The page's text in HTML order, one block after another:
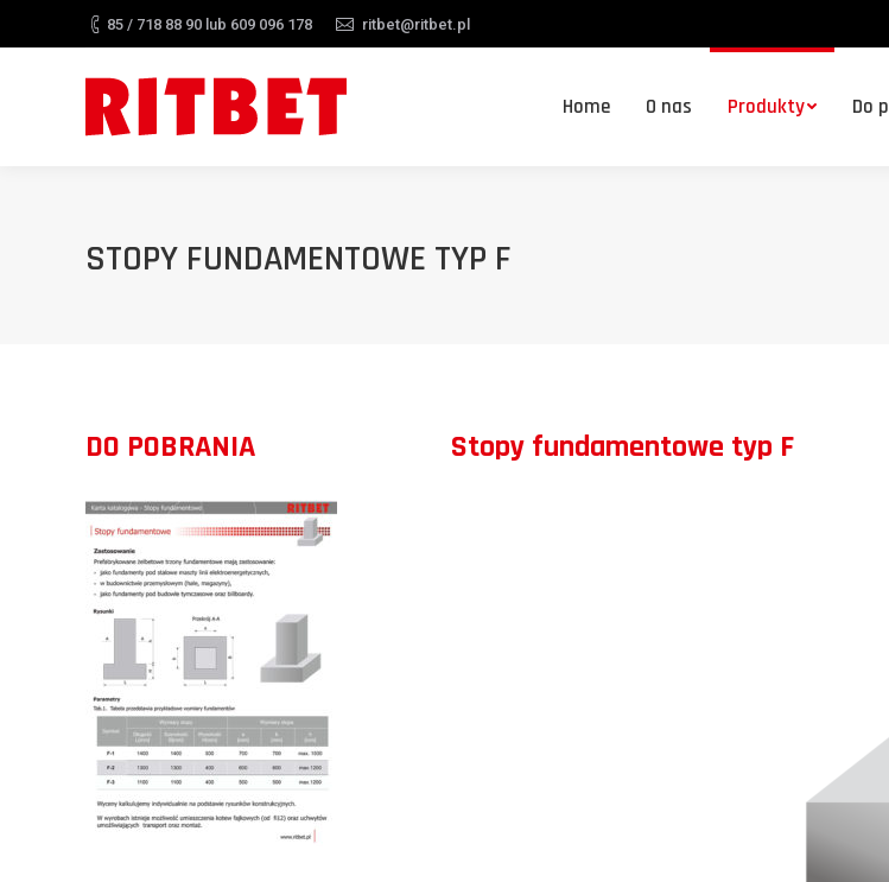
85 / 718 88 90 lub 609 096 178 ritbet@ritbet.pl
Home O nas Produkty Do
STOPY FUNDAMENTOWE TYP F
DO POBRANIA Stopy fundamentowe typ F
Home O nas Produkty Do